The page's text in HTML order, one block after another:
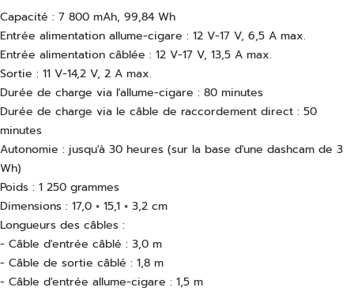
Capacité : 7 800 mAh, 99,84 Wh
Entrée alimentation allume-cigare : 12 V-17 V, 6,5 A max.
Entrée alimentation câblée : 12 V-17 V, 13,5 A max.
Sortie : 11 V-14,2 V, 2 A max.
Durée de charge via l'allume-cigare : 80 minutes
Durée de charge via le câble de raccordement direct : 50
minutes
Autonomie : jusqu'à 30 heures (sur la base d'une dashcam de 3
Wh)
Poids : 1 250 grammes
Dimensions : 17,0 × 15,1 × 3,2 cm
Longueurs des câbles :
- Câble d'entrée câblé : 3,0 m
- Câble de sortie câblé : 1,8 m
- Câble d'entrée allume-cigare : 1,5 m